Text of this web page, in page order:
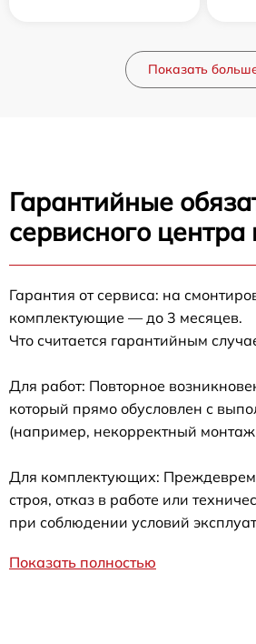
Показать
Гарантийные
сервисного
Гарантия от сервиса: на
комплектующие — до 3 месяцев.
Что считается гарантийным
Для работ: Повторное
который прямо обусловлен с
(например, некорректный монтаж
Для комплектующих:
строя, отказ в работе или
при соблюдении условий
Показать полностью